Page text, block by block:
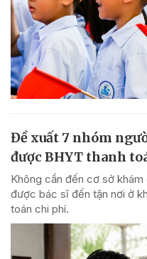
Đề xuất 7 nhóm
được BHYT thanh
Không cần đến cơ sở
được bác sĩ đến tận nơi ở
toán chi phí.